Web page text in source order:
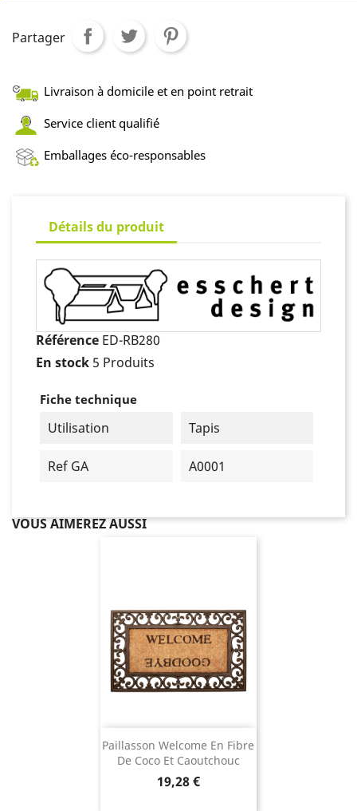
Partager
Livraison à domicile et en point retrait
Service client qualifié
Emballages éco-responsables
Détails du produit
Référence ED-RB280
En stock 5 Produits
Fiche technique
Utilisation Tapis
Ref GA A0001
VOUS AIMEREZ AUSSI
Paillasson Welcome En Fibre
De Coco Et Caoutchouc
Prix
19,28 €